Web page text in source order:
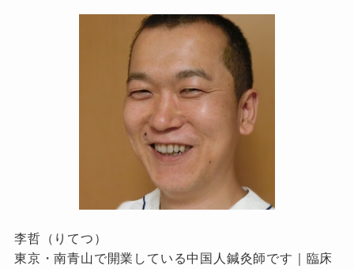
李哲（りてつ）
東京・南青山で開業している中国人鍼灸師です｜臨床